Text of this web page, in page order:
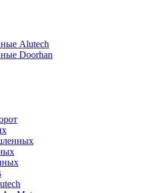
Alutech
Doorhan